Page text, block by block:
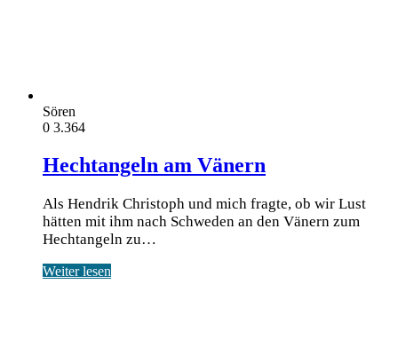
Sören
0 3.364
Hechtangeln am Vänern
Als Hendrik Christoph und mich fragte, ob wir Lust
hätten mit ihm nach Schweden an den Vänern zum
Hechtangeln zu…
Weiter lesen